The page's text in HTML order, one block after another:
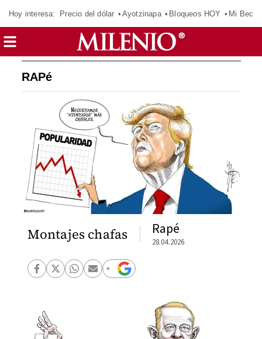
Hoy interesa: Precio del dólar Ayotzinapa Bloqueos HOY Mi Beca
RAPé
Montajes chafas Rapé
28.04.2026